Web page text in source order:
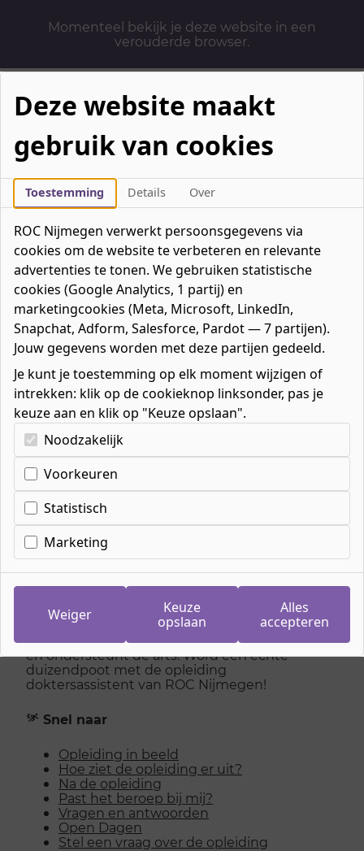
Momenteel bekijk je deze website in een
verouderde browser.
Mbo-opleidingen
Werken & Leren
Mavo / havo / vwo
Contact
Over ons
Bedrijven
Favorieten0favorieten
Mijn ROC
Zoeken
Home»Mbo-opleidingen
Assistenten in de gezondheidszorg»
Doktersassistent
Doktersassistent
aanspreekpunt voor de patiënt. Jij bepaalt
welke patiënten als eerste medische hulp
nodig hebben (triage), draait je eigen spreekuur
en ondersteunt de arts. Word een echte
duizendpoot met de opleiding
doktersassistent van ROC Nijmegen!
Snel naar
Opleiding in beeld
Hoe ziet de opleiding er uit?
Na de opleiding
Past het beroep bij mij?
Vragen en antwoorden
Open Dagen
Stel een vraag over de opleiding
Deze website maakt
gebruik van cookies
Toestemming Details Over
ROC Nijmegen verwerkt persoonsgegevens via
cookies om de website te verbeteren en relevante
advertenties te tonen. We gebruiken statistische
cookies (Google Analytics, 1 partij) en
marketingcookies (Meta, Microsoft, LinkedIn,
Snapchat, Adform, Salesforce, Pardot — 7 partijen).
Jouw gegevens worden met deze partijen gedeeld.
Je kunt je toestemming op elk moment wijzigen of
intrekken: klik op de cookieknop linksonder, pas je
keuze aan en klik op "Keuze opslaan".
Kies uw cookie-voorkeuren
Noodzakelijk
Voorkeuren
Statistisch
Marketing
Weiger
Keuze
opslaan
Alles
accepteren